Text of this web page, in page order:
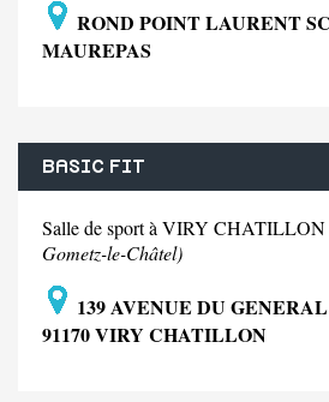
ROND POINT LAURENT
MAUREPAS
BASIC FIT
Salle de sport à VIRY CHATILLON
Gometz-le-Châtel)
139 AVENUE DU
91170 VIRY CHATILLON